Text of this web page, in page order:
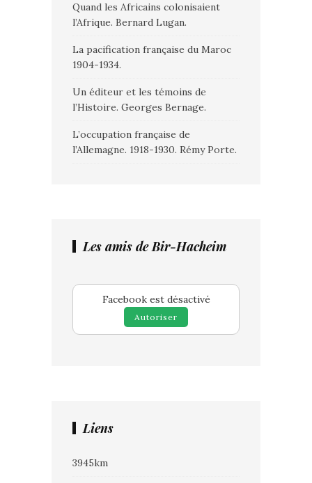
Quand les Africains colonisaient
l’Afrique. Bernard Lugan.
La pacification française du Maroc
1904-1934.
Un éditeur et les témoins de
l’Histoire. Georges Bernage.
L’occupation française de
l’Allemagne. 1918-1930. Rémy Porte.
Les amis de Bir-Hacheim
Facebook est désactivé
Autoriser
Liens
3945km